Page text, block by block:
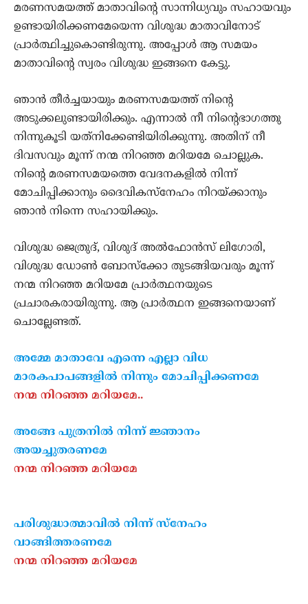
മരണസമയത്ത് മാതാവിന്റെ സാന്നിധ്യവും സഹായവും
ഉണ്ടായിരിക്കണമേയെന്ന വിശുദ്ധ മാതാവിനോട്
പ്രാര്‍ത്ഥിച്ചുകൊണ്ടിരുന്നു. അപ്പോള്‍ ആ സമയം
മാതാവിന്റെ സ്വരം വിശുദ്ധ ഇങ്ങനെ കേട്ടു.
ഞാന്‍ തീര്‍ച്ചയായും മരണസമയത്ത് നിന്റെ
അടുക്കലുണ്ടായിരിക്കും. എന്നാല്‍ നീ നിന്റെഭാഗത്തു
നിന്നുകൂടി യത്‌നിക്കേണ്ടിയിരിക്കുന്നു. അതിന് നീ
ദിവസവും മൂന്ന് നന്മ നിറഞ്ഞ മറിയമേ ചൊല്ലുക.
നിന്റെ മരണസമയത്തെ വേദനകളില്‍ നിന്ന്
മോചിപ്പിക്കാനും ദൈവികസ്‌നേഹം നിറയ്ക്കാനും
ഞാന്‍ നിന്നെ സഹായിക്കും.
വിശുദ്ധ ജെത്രുദ്, വിശുദ് അല്‍ഫോന്‍സ് ലിഗോരി,
വിശുദ്ധ ഡോണ്‍ ബോസ്‌ക്കോ തുടങ്ങിയവരും മൂന്ന്
നന്മ നിറഞ്ഞ മറിയമേ പ്രാര്‍ത്ഥനയുടെ
പ്രചാരകരായിരുന്നു. ആ പ്രാര്‍ത്ഥന ഇങ്ങനെയാണ്
ചൊല്ലേണ്ടത്.
അമ്മേ മാതാവേ എന്നെ എല്ലാ വിധ
മാരകപാപങ്ങളില്‍ നിന്നും മോചിപ്പിക്കണമേ
നന്മ നിറഞ്ഞ മറിയമേ..
അങ്ങേ പുത്രനില്‍ നിന്ന് ജ്ഞാനം
അയച്ചുതരണമേ
നന്മ നിറഞ്ഞ മറിയമേ
പരിശുദ്ധാത്മാവില്‍ നിന്ന് സ്‌നേഹം
വാങ്ങിത്തരണമേ
നന്മ നിറഞ്ഞ മറിയമേ